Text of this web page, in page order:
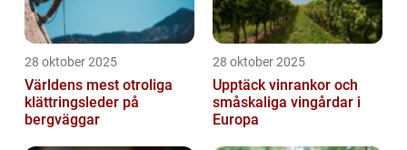
28 oktober 2025
Världens mest otroliga
klättringsleder på
bergväggar
28 oktober 2025
Upptäck vinrankor och
småskaliga vingårdar i
Europa